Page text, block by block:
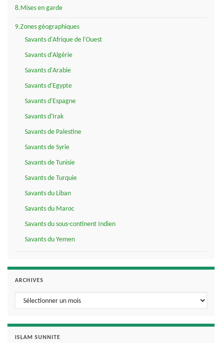
8.Mises en garde
9.Zones géographiques
Savants d'Afrique de l'Ouest
Savants d'Algérie
Savants d'Arabie
Savants d'Egypte
Savants d'Espagne
Savants d'Irak
Savants de Palestine
Savants de Syrie
Savants de Tunisie
Savants de Turquie
Savants du Liban
Savants du Maroc
Savants du sous-continent Indien
Savants du Yemen
ARCHIVES
Archives
ISLAM SUNNITE